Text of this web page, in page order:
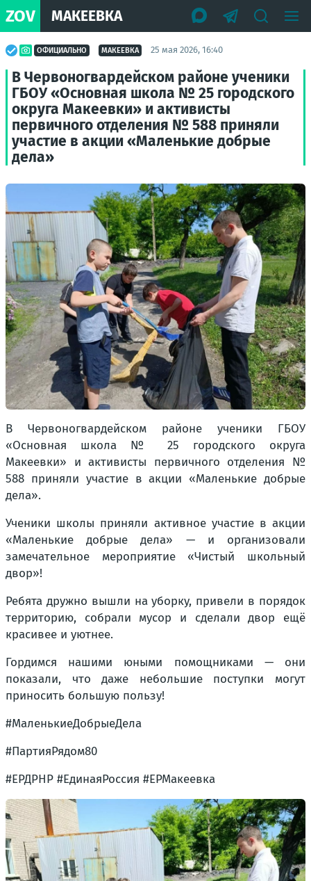
ZOV МАКЕЕВКА
ОФИЦИАЛЬНО МАКЕЕВКА 25 мая 2026, 16:40
В Червоногвардейском районе ученики
ГБОУ «Основная школа № 25 городского
округа Макеевки» и активисты
первичного отделения № 588 приняли
участие в акции «Маленькие добрые
дела»
В Червоногвардейском районе ученики ГБОУ
«Основная школа № 25 городского округа
Макеевки» и активисты первичного отделения №
588 приняли участие в акции «Маленькие добрые
дела».
Ученики школы приняли активное участие в акции
«Маленькие добрые дела» — и организовали
замечательное мероприятие «Чистый школьный
двор»!
Ребята дружно вышли на уборку, привели в порядок
территорию, собрали мусор и сделали двор ещё
красивее и уютнее.
Гордимся нашими юными помощниками — они
показали, что даже небольшие поступки могут
приносить большую пользу!
#МаленькиеДобрыеДела
#ПартияРядом80
#ЕРДРНР #ЕдинаяРоссия #ЕРМакеевка